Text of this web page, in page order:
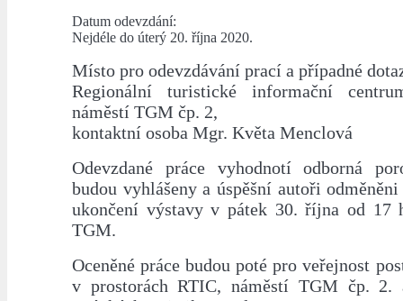
Datum odevzdání:
Nejdéle do úterý 20. října 2020.
Místo pro odevzdávání prací a případné
Regionální turistické informační
náměstí TGM čp. 2,
kontaktní osoba Mgr. Květa Menclová
Odevzdané práce vyhodnotí odborná
budou vyhlášeny a úspěšní autoři
ukončení výstavy v pátek 30. října od 17
TGM.
Oceněné práce budou poté pro veřejnost
v prostorách RTIC, náměstí TGM čp. 2.